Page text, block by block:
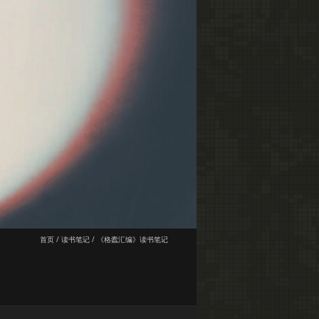
首页 / 读书笔记 / 《格蠹汇编》读书笔记